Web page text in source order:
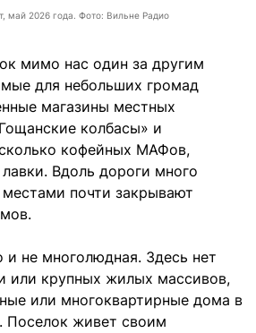
май 2026 года. Фото: Вильне Радио
мимо нас один за другим
для небольших громад
магазины местных
колбасы» и
кофейных МАФов,
Вдоль дороги много
почти закрывают
и не многолюдная. Здесь нет
или крупных жилых массивов,
или многоквартирные дома в
Поселок живет своим